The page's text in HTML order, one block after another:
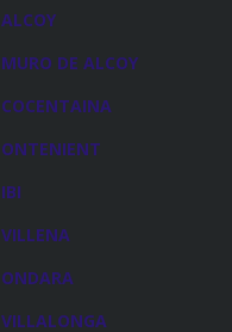
ALCOY
MURO DE ALCOY
COCENTAINA
ONTENIENT
IBI
VILLENA
ONDARA
VILLALONGA